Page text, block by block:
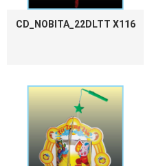
CD_NOBITA_22DLTT X116